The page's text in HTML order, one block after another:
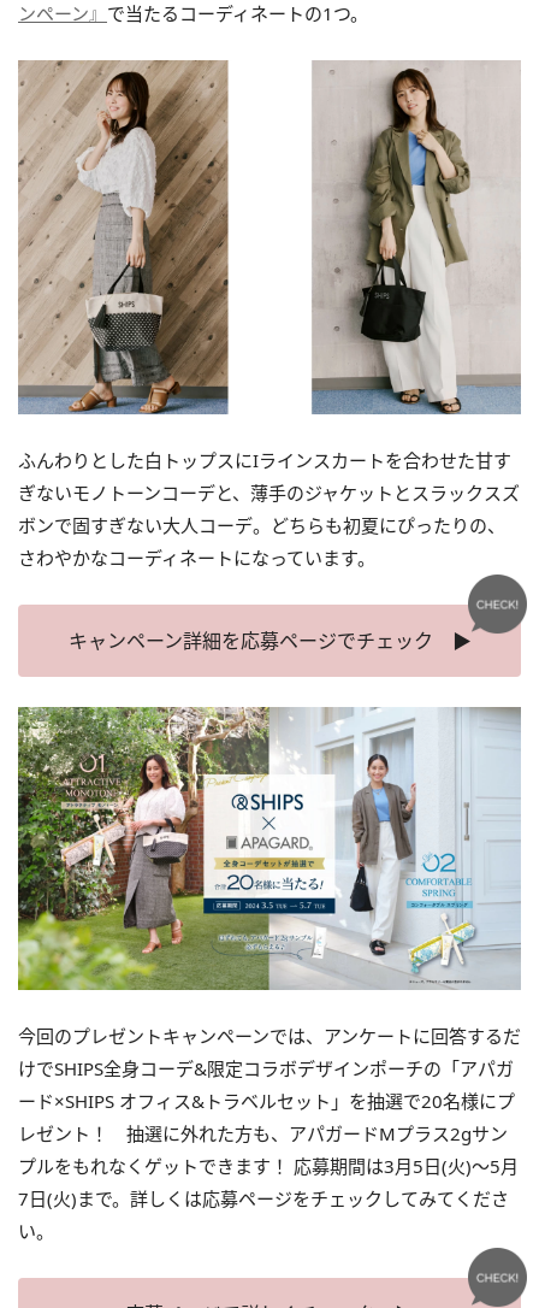
ンペーン』 で当たるコーディネートの1つ。
ふんわりとした白トップスにIラインスカートを合わせた甘す
ぎないモノトーンコーデと、薄手のジャケットとスラックスズ
ボンで固すぎない大人コーデ。どちらも初夏にぴったりの、
さわやかなコーディネートになっています。
キャンペーン詳細を応募ページでチェック ▶
今回のプレゼントキャンペーンでは、アンケートに回答するだ
けでSHIPS全身コーデ&限定コラボデザインポーチの「アパガ
ード×SHIPS オフィス&トラベルセット」を抽選で20名様にプ
レゼント！ 抽選に外れた方も、アパガードMプラス2gサン
プルをもれなくゲットできます！ 応募期間は3月5日(火)～5月
7日(火)まで。詳しくは応募ページをチェックしてみてくださ
い。